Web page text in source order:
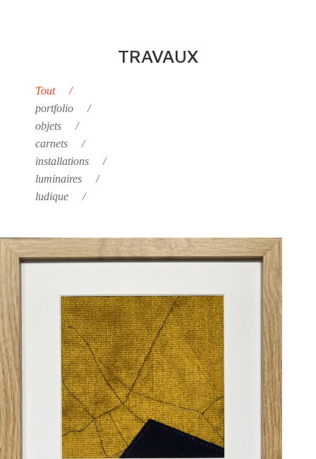
TRAVAUX
Tout
portfolio
objets
carnets
installations
luminaires
ludique